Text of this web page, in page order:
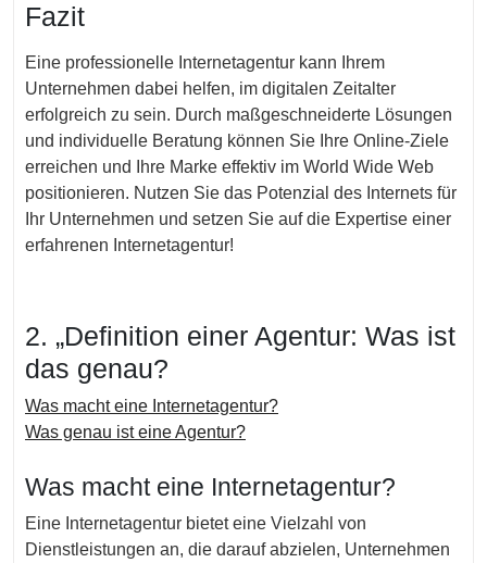
Fazit
Eine professionelle Internetagentur kann Ihrem
Unternehmen dabei helfen, im digitalen Zeitalter
erfolgreich zu sein. Durch maßgeschneiderte Lösungen
und individuelle Beratung können Sie Ihre Online-Ziele
erreichen und Ihre Marke effektiv im World Wide Web
positionieren. Nutzen Sie das Potenzial des Internets für
Ihr Unternehmen und setzen Sie auf die Expertise einer
erfahrenen Internetagentur!
2. „Definition einer Agentur: Was ist
das genau?
Was macht eine Internetagentur?
Was genau ist eine Agentur?
Was macht eine Internetagentur?
Eine Internetagentur bietet eine Vielzahl von
Dienstleistungen an, die darauf abzielen, Unternehmen